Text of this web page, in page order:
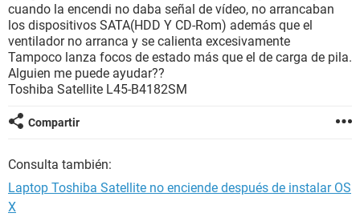
cuando la encendi no daba señal de vídeo, no arrancaban
los dispositivos SATA(HDD Y CD-Rom) además que el
ventilador no arranca y se calienta excesivamente
Tampoco lanza focos de estado más que el de carga de pila.
Alguien me puede ayudar??
Toshiba Satellite L45-B4182SM
Compartir
Consulta también:
Laptop Toshiba Satellite no enciende después de instalar OS
X